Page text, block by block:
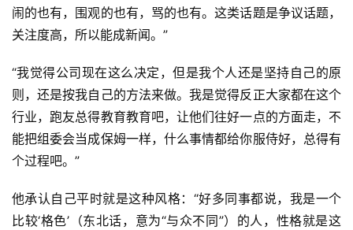
闹的也有，围观的也有，骂的也有。这类话题是争议话题，
关注度高，所以能成新闻。”
“我觉得公司现在这么决定，但是我个人还是坚持自己的原
则，还是按我自己的方法来做。我是觉得反正大家都在这个
行业，跑友总得教育教育吧，让他们往好一点的方面走，不
能把组委会当成保姆一样，什么事情都给你服侍好，总得有
个过程吧。”
他承认自己平时就是这种风格：“好多同事都说，我是一个
比较‘格色’（东北话，意为“与众不同”）的人，性格就是这